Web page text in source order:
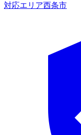
対応エリア西条市